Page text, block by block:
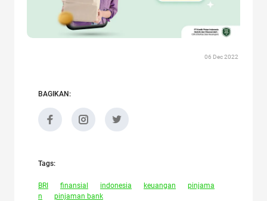
06 Dec 2022
BAGIKAN:
Tags:
BRI finansial indonesia keuangan
pinjama
n
pinjaman bank